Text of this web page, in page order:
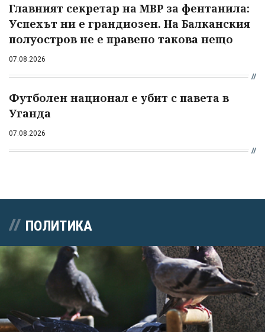
Главният секретар на МВР за фентанила:
Успехът ни е грандиозен. На Балканския
полуостров не е правено такова нещо
07.08.2026
Футболен национал е убит с павета в
Уганда
07.08.2026
ПОЛИТИКА